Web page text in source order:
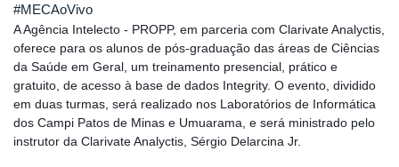
#MECAoVivo
A Agência Intelecto - PROPP, em parceria com Clarivate Analyctis,
oferece para os alunos de pós-graduação das áreas de Ciências
da Saúde em Geral, um treinamento presencial, prático e
gratuito, de acesso à base de dados Integrity. O evento, dividido
em duas turmas, será realizado nos Laboratórios de Informática
dos Campi Patos de Minas e Umuarama, e será ministrado pelo
instrutor da Clarivate Analyctis, Sérgio Delarcina Jr.